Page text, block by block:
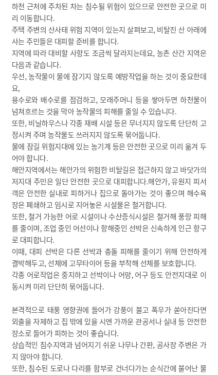
하천 근처에 주차된 차는 침수될 위험이 있으므로 안전한 곳으로 미
리 이동합니다.
주택 주변의 산사태 위험 지역이 있는지 살펴보고, 비탈진 산 아래에
사는 주민들은 대피할 준비를 합니다.
지역에 따라 대비할 사항도 조금씩 달라지는데요, 농촌 산간 지역은
다음과 같습니다.
우선, 농작물이 물에 잠기지 않도록 예방작업을 하는 것이 중요한데
요,
용수로와 배수로를 점검하고, 모래주머니 등을 쌓아두면 하천물이
넘쳐흐르는 것을 막아 농작물의 피해를 줄일 수 있습니다.
또한, 비닐하우스나 각종 재배 시설 등은 무너지지 않도록 단단히 고
정시켜 주며 농작물도 쓰러지지 않도록 묶어둡니다.
물에 잠길 위험지대에 있는 농기계 등은 안전한 곳으로 미리 옮겨 두
어야 합니다.
해안지역에서는 해안가의 위험한 비탈길은 접근하지 않고 바닷가의
저지대 주민은 일단 안전한 곳으로 대피합니다.해안가, 유원지 피서
객은 안전한 실내로 피하거나 집으로 돌아가는 것이 좋으며 해수욕
장은 폐쇄하고 임시로 지어놓은 시설물은 철거합니다.
또한, 철거 가능한 어로 시설이나 수산증식시설은 철거해 풍랑 피해
를 줄이며, 조업 중인 어선이나 항해중인 선박은 신속하게 인근 항구
로 대피합니다.
이때, 대피 선박은 다른 선박과 충돌 피해를 줄이기 위해 안전하게
결박해두고, 선체에 고무타이어 등을 부착해 선체를 보호합니다.
각종 어로작업은 중지하고 선박이나 어망, 어구 등도 안전지대로 이
동시켜 미리 단단히 묶어둡니다.
본격적으로 태풍 영향권에 들어가 강풍이 불고 폭우가 쏟아진다면
외출을 자제하고 집 밖에 있을 시엔 가까운 관공서나 실내 등 안전한
장소로 들어가 피하는 것이 좋습니다.
상습적인 침수지역과 넘어지기 쉬운 나무나 간판, 공사장 주변은 가
지 않아야 합니다.
또한, 침수된 도로나 다리를 함부로 건너다가는 순식간에 불어난 물